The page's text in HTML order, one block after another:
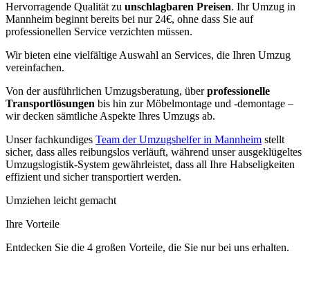
Hervorragende Qualität zu unschlagbaren Preisen. Ihr Umzug in
Mannheim beginnt bereits bei nur 24€, ohne dass Sie auf
professionellen Service verzichten müssen.
Wir bieten eine vielfältige Auswahl an Services, die Ihren Umzug
vereinfachen.
Von der ausführlichen Umzugsberatung, überprofessionelle
Transportlösungen bis hin zur Möbelmontage und -demontage –
wir decken sämtliche Aspekte Ihres Umzugs ab.
Unser fachkundiges Team der Umzugshelfer in Mannheim stellt
sicher, dass alles reibungslos verläuft, während unser ausgeklügeltes
Umzugslogistik-System gewährleistet, dass all Ihre Habseligkeiten
effizient und sicher transportiert werden.
Umziehen leicht gemacht
Ihre Vorteile
Entdecken Sie die 4 großen Vorteile, die Sie nur bei uns erhalten.